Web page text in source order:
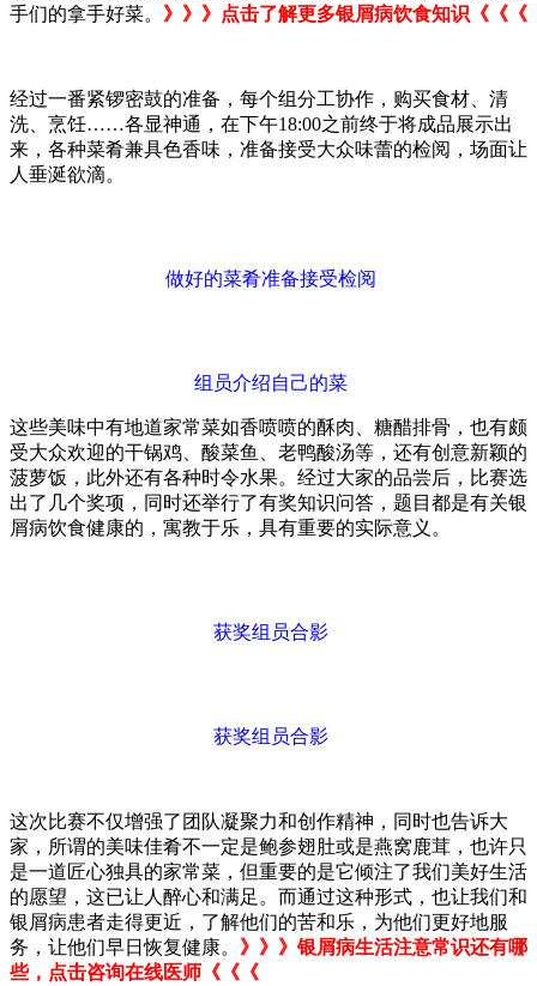
手们的拿手好菜。 》》》点击了解更多银屑病饮食知识《《《
经过一番紧锣密鼓的准备，每个组分工协作，购买食材、清
洗、烹饪……各显神通，在下午18:00之前终于将成品展示出
来，各种菜肴兼具色香味，准备接受大众味蕾的检阅，场面让
人垂涎欲滴。
做好的菜肴准备接受检阅
组员介绍自己的菜
这些美味中有地道家常菜如香喷喷的酥肉、糖醋排骨，也有颇
受大众欢迎的干锅鸡、酸菜鱼、老鸭酸汤等，还有创意新颖的
菠萝饭，此外还有各种时令水果。经过大家的品尝后，比赛选
出了几个奖项，同时还举行了有奖知识问答，题目都是有关银
屑病饮食健康的，寓教于乐，具有重要的实际意义。
获奖组员合影
获奖组员合影
这次比赛不仅增强了团队凝聚力和创作精神，同时也告诉大
家，所谓的美味佳肴不一定是鲍参翅肚或是燕窝鹿茸，也许只
是一道匠心独具的家常菜，但重要的是它倾注了我们美好生活
的愿望，这已让人醉心和满足。而通过这种形式，也让我们和
银屑病患者走得更近，了解他们的苦和乐，为他们更好地服
务，让他们早日恢复健康。 》》》银屑病生活注意常识还有哪
些，点击咨询在线医师《《《